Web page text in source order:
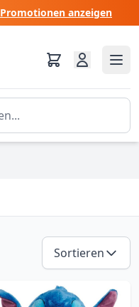
Promotionen anzeigen
Sortieren